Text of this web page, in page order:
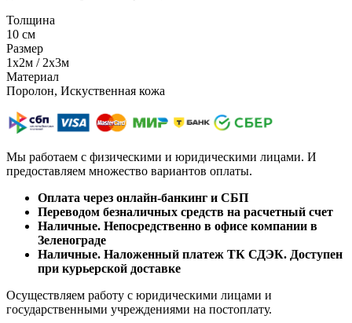
Толщина
10 см
Размер
1х2м / 2х3м
Материал
Поролон, Искуственная кожа
Мы работаем с физическими и юридическими лицами. И
предоставляем множество вариантов оплаты.
Оплата через онлайн-банкинг и СБП
Переводом безналичных средств на расчетный счет
Наличные. Непосредственно в офисе компании в
Зеленограде
Наличные. Наложенный платеж ТК СДЭК. Доступен
при курьерской доставке
Осуществляем работу с юридическими лицами и
государственными учреждениями на постоплату.